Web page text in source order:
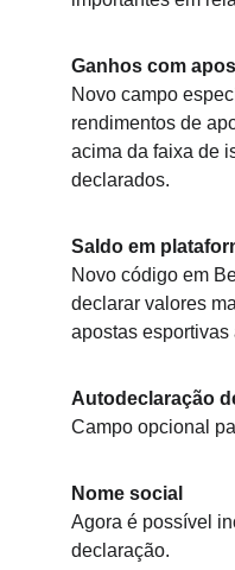
Ganhos com
Novo campo
rendimentos de
acima da faixa de
declarados.
Saldo em
Novo código em
declarar valores
apostas esportivas
Autodeclaração
Campo opcional
Nome social
Agora é possível
declaração.